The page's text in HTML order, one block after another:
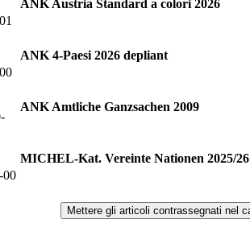
ANK Austria Standard a colori 2026
ANK 4-Paesi 2026 depliant
ANK Amtliche Ganzsachen 2009
MICHEL-Kat. Vereinte Nationen 2025/26